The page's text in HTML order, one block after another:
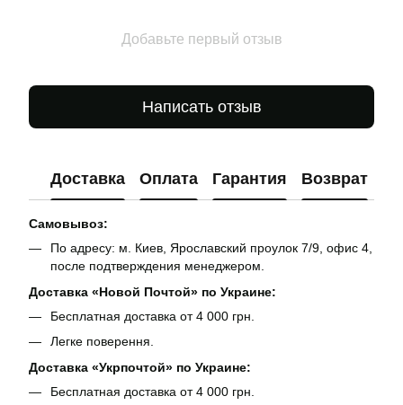
Добавьте первый отзыв
Написать отзыв
Доставка Оплата Гарантия Возврат
Самовывоз:
По адресу: м. Киев, Ярославский проулок 7/9, офис 4,
после подтверждения менеджером.
Доставка «Новой Почтой» по Украине:
Бесплатная доставка от 4 000 грн.
Легке поверення.
Доставка «Укрпочтой» по Украине:
Бесплатная доставка от 4 000 грн.